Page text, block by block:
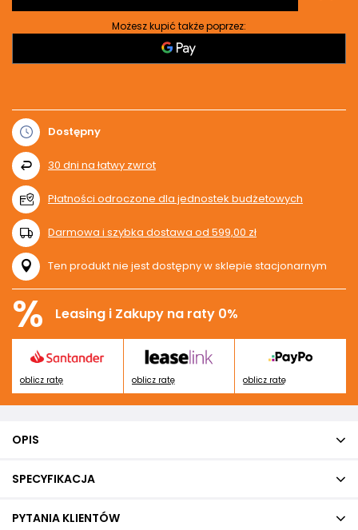
Możesz kupić także poprzez:
Dostępny
30 dni na łatwy zwrot
Płatności odroczone dla jednostek budżetowych
Darmowa i szybka dostawa od 599,00 zł
Ten produkt nie jest dostępny w sklepie stacjonarnym
% Leasing i Zakupy na raty 0%
oblicz ratę oblicz ratę oblicz ratę
OPIS
SPECYFIKACJA
PYTANIA KLIENTÓW